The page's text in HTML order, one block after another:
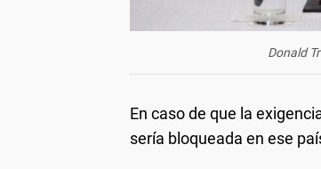
Donald
En caso de que la
sería bloqueada en ese